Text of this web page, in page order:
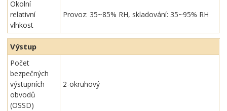
Okolní
relativní
vlhkost
Provoz: 35~85% RH, skladování: 35~95% RH
Výstup
Počet
bezpečných
výstupních
obvodů
(OSSD)
2-okruhový